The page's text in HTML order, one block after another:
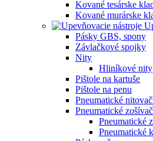
Kované tesárske
Kované murárske
Pásky GBS, spony
Závlačkové spojky
Nity
Hliníkové nity
Pištole na kartuše
Pištole na penu
Pneumatické
Pneumatické
Pneumatické
Pneumatické